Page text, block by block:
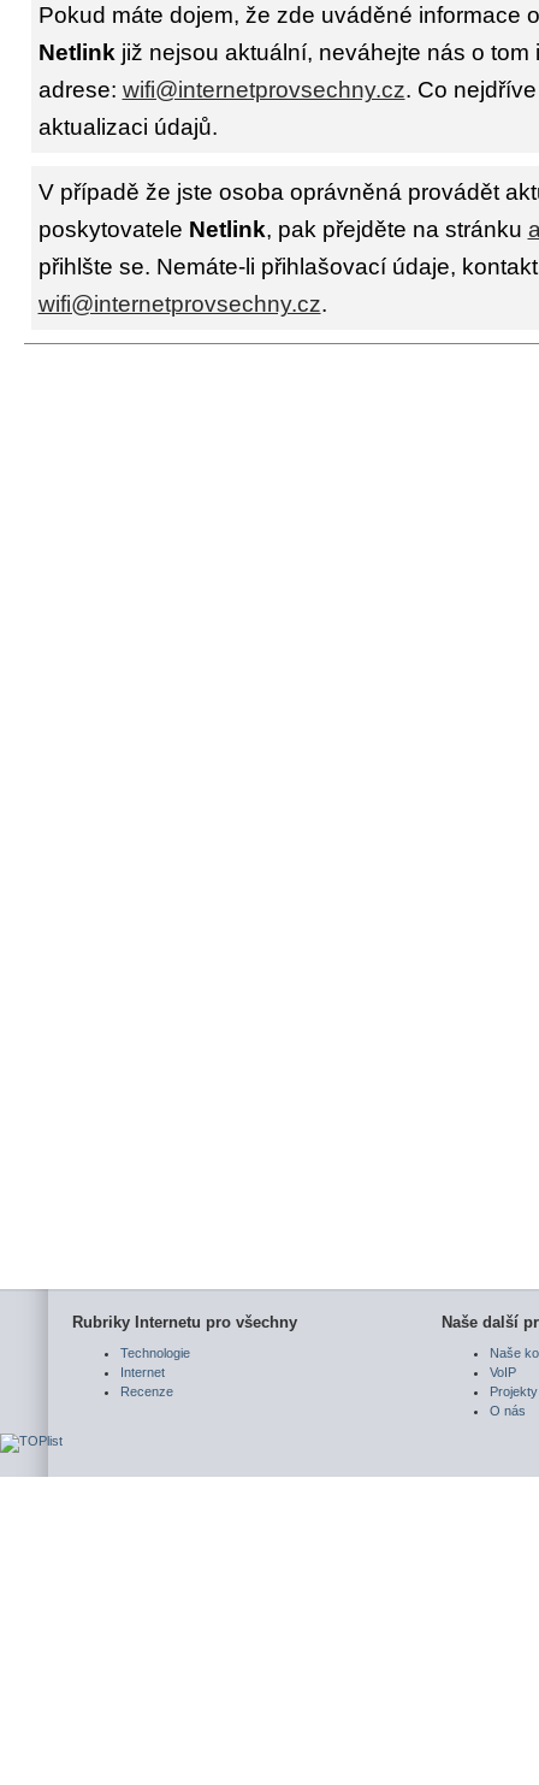
Pokud máte dojem, že zde uváděné informace
Netlink již nejsou aktuální, neváhejte nás o tom
adrese: wifi@internetprovsechny.cz. Co
aktualizaci údajů.
V případě že jste osoba oprávněná provádět
poskytovatele Netlink, pak přejděte na stránku
přihlšte se. Nemáte-li přihlašovací údaje,
wifi@internetprovsechny.cz.
Rubriky Internetu pro všechny
Technologie
Internet
Recenze
Naše další
Naše
VoIP
Projekty
O nás